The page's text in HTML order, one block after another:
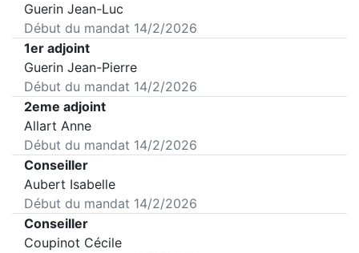
Guerin Jean-Luc
Début du mandat 14/2/2026
1er adjoint
Guerin Jean-Pierre
Début du mandat 14/2/2026
2eme adjoint
Allart Anne
Début du mandat 14/2/2026
Conseiller
Aubert Isabelle
Début du mandat 14/2/2026
Conseiller
Coupinot Cécile